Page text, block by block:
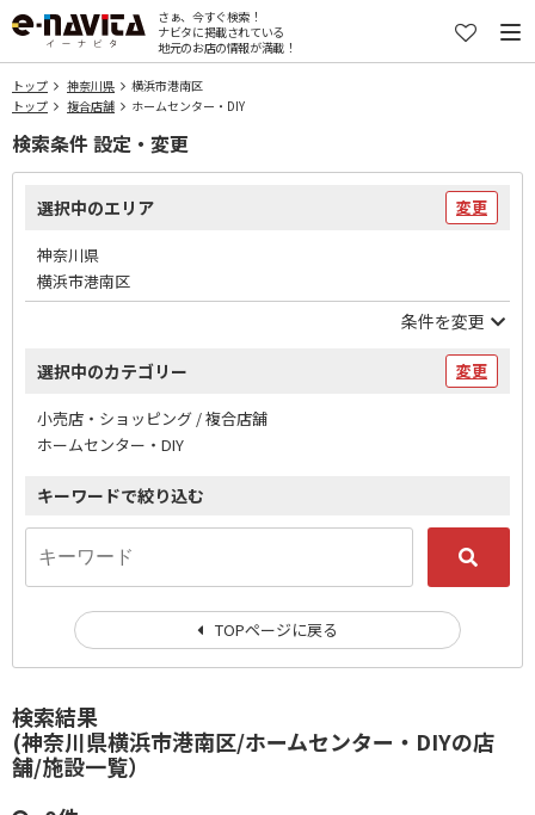
さぁ、今すぐ検索！
ナビタに掲載されている
地元のお店の情報が満載！
トップ 神奈川県
横浜市港南区
トップ
複合店舗 ホームセンター・DIY
検索結果
(神奈川県横浜市港南区/ホームセンター・DIYの店
舗/施設一覧）
検索条件 設定・変更
選択中のエリア 変更
神奈川県
横浜市港南区
条件を変更
選択中のカテゴリー 変更
小売店・ショッピング / 複合店舗
ホームセンター・DIY
キーワードで絞り込む
TOPページに戻る